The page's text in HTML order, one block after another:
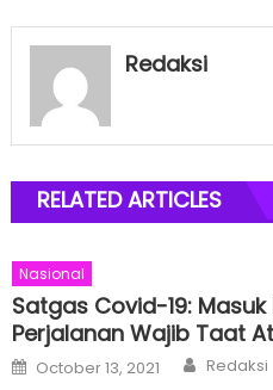
Redaksi
RELATED ARTICLES
Nasional
Satgas Covid-19:
Perjalanan Wajib Taat
Posted
on
October 13, 2021 Author
Redaksi